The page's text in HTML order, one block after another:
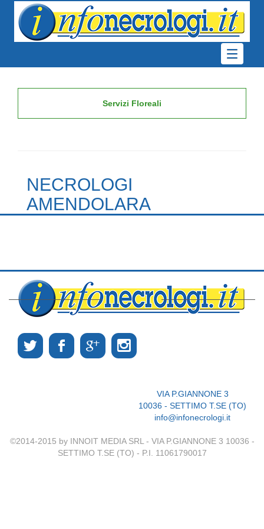
Servizi Floreali
NECROLOGI
AMENDOLARA
VIA P.GIANNONE 3
10036 - SETTIMO T.SE (TO)
info@infonecrologi.it
©2014-2015 by INNOIT MEDIA SRL - VIA P.GIANNONE 3 10036 -
SETTIMO T.SE (TO) - P.I. 11061790017